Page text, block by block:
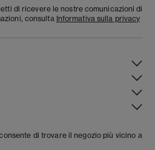
di ricevere le nostre comunicazioni di
consulta Informativa sulla privacy
di trovare il negozio più vicino a